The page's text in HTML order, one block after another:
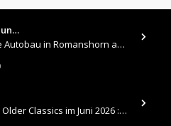
Hallo , Im Juni veranstaltete die Autobau in Romanshorn auf ihrem Gelände ein kleines Youngtimertreffen : https://up.
​Hallo , Hier sind die Bilder vom Older Classics im Juni 2026 : https://up.picr.de/51155940wd.jpg https://up.pic